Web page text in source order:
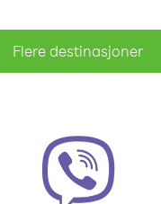
Flere destinasjoner